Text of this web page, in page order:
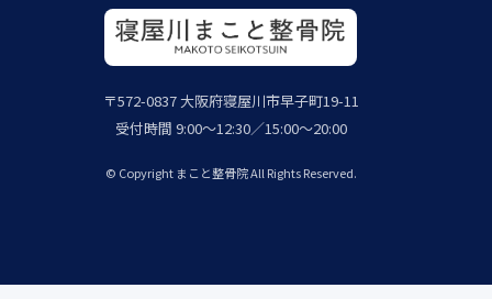
〒572-0837 大阪府寝屋川市早子町19-11
受付時間 9:00～12:30／15:00～20:00
© Copyright まこと整骨院 All Rights Reserved.